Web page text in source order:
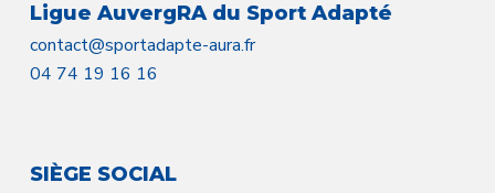
Ligue AuvergRA du Sport Adapté
contact@sportadapte-aura.fr
04 74 19 16 16
SIÈGE SOCIAL